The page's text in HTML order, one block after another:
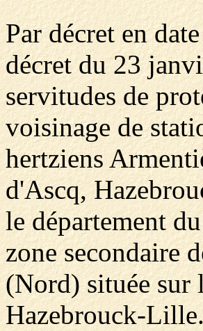
Par décret en
décret du 23
servitudes de
voisinage de
hertziens
d'Ascq,
le département
zone secondaire
(Nord) située sur
Hazebrouck-